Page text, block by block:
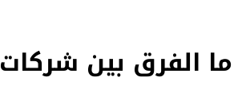
ما الفرق بين